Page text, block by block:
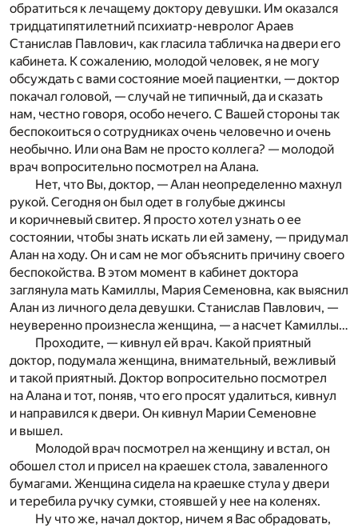
обратиться к лечащему доктору девушки. Им оказался
тридцатипятилетний психиатр-невролог Араев
Станислав Павлович, как гласила табличка на двери его
кабинета. К сожалению, молодой человек, я не могу
обсуждать с вами состояние моей пациентки, — доктор
покачал головой, — случай не типичный, да и сказать
нам, честно говоря, особо нечего. С Вашей стороны так
беспокоиться о сотрудниках очень человечно и очень
необычно. Или она Вам не просто коллега? — молодой
врач вопросительно посмотрел на Алана.
Нет, что Вы, доктор, — Алан неопределенно махнул
рукой. Сегодня он был одет в голубые джинсы
и коричневый свитер. Я просто хотел узнать о ее
состоянии, чтобы знать искать ли ей замену, — придумал
Алан на ходу. Он и сам не мог объяснить причину своего
беспокойства. В этом момент в кабинет доктора
заглянула мать Камиллы, Мария Семеновна, как выяснил
Алан из личного дела девушки. Станислав Павлович, —
неуверенно произнесла женщина, — а насчет Камиллы…
Проходите, — кивнул ей врач. Какой приятный
доктор, подумала женщина, внимательный, вежливый
и такой приятный. Доктор вопросительно посмотрел
на Алана и тот, поняв, что его просят удалиться, кивнул
и направился к двери. Он кивнул Марии Семеновне
и вышел.
Молодой врач посмотрел на женщину и встал, он
обошел стол и присел на краешек стола, заваленного
бумагами. Женщина сидела на краешке стула у двери
и теребила ручку сумки, стоявшей у нее на коленях.
Ну что же, начал доктор, ничем я Вас обрадовать,